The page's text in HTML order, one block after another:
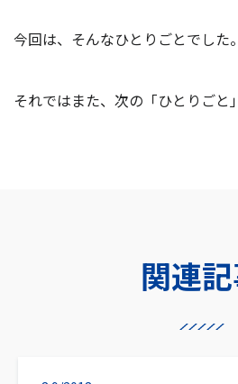
今回は、そんなひとりごとでした。
それではまた、次の「ひとりごと
関連